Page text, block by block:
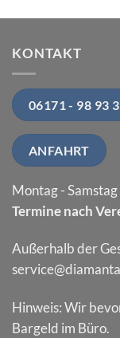
KONTAKT
06171 - 98 93
ANFAHRT
Montag -
Termine nach
Außerhalb der
Hinweis: Wir
Bargeld im Büro.